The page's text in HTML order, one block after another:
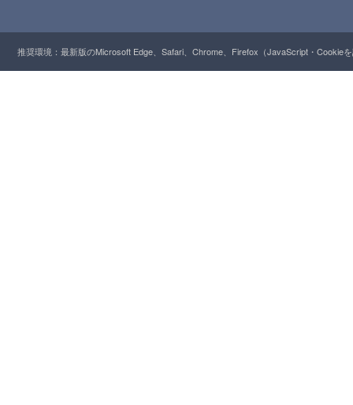
推奨環境：最新版のMicrosoft Edge、Safari、Chrome、Firefox（JavaScript・Cookie